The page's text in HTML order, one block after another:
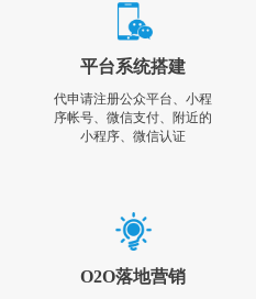
平台系统搭建
代申请注册公众平台、小程
序帐号、微信支付、附近的
小程序、微信认证
O2O落地营销